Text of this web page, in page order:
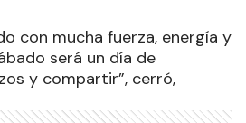
con mucha fuerza, energía y
será un día de
y compartir”, cerró,